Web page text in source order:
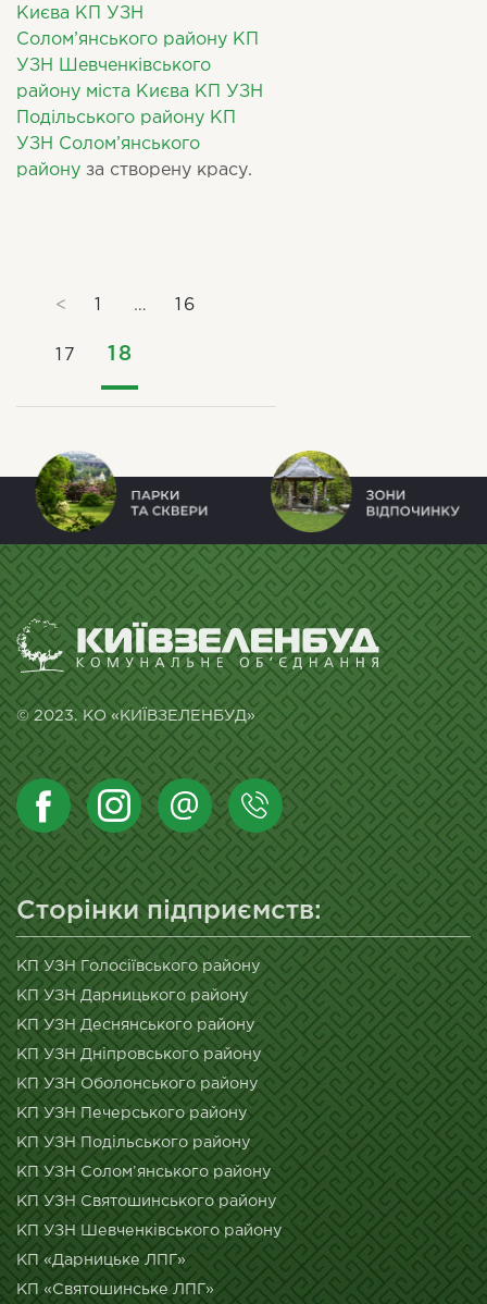
Києва КП УЗН
Солом’янського району КП
УЗН Шевченківського
району міста Києва КП УЗН
Подільського району КП
УЗН Солом’янського
району за створену красу.
< … 16
17 18
© 2023. КО «КИЇВЗЕЛЕНБУД»
Сторінки підприємств:
КП УЗН Голосіївського району
КП УЗН Дарницького району
КП УЗН Деснянського району
КП УЗН Дніпровського району
КП УЗН Оболонського району
КП УЗН Печерського району
КП УЗН Подільського району
КП УЗН Солом’янського району
КП УЗН Святошинського району
КП УЗН Шевченківського району
КП «Дарницьке ЛПГ»
КП «Святошинське ЛПГ»